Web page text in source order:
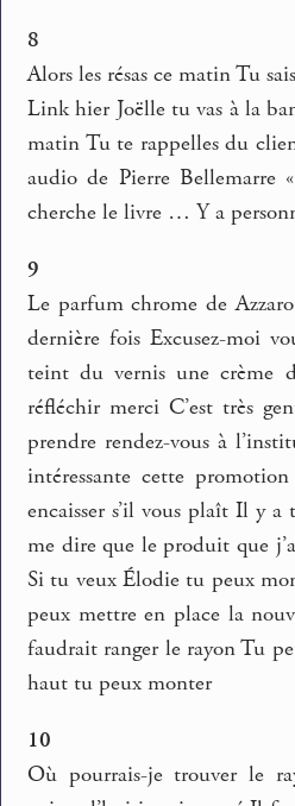
8
Alors les résas ce matin Tu
Link hier Joëlle tu vas à la
matin Tu te rappelles du
audio de Pierre Bellemarre
cherche le livre … Y a
9
Le parfum chrome de
dernière fois Excusez-moi
teint du vernis une crème
réfléchir merci C’est très
prendre rendez-vous à
intéressante cette
encaisser s’il vous plaît Il y
me dire que le produit que
Si tu veux Élodie tu peux
peux mettre en place la
faudrait ranger le rayon Tu
haut tu peux monter
10
Où pourrais-je trouver le